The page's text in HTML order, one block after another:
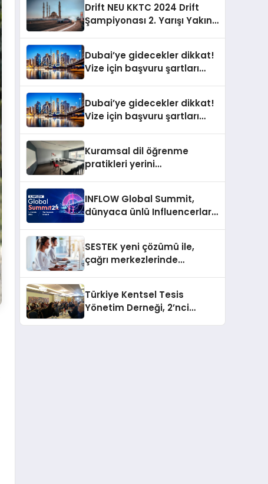
Drift NEU KKTC 2024 Drift
Şampiyonası 2. Yarışı Yakın
Dubai’ye gidecekler dikkat!
Vize için başvuru şartları
Dubai’ye gidecekler dikkat!
Vize için başvuru şartları
Kuramsal dil öğrenme
pratikleri yerini
INFLOW Global Summit,
dünyaca ünlü Influencerları
SESTEK yeni çözümü ile,
çağrı merkezlerinde
Türkiye Kentsel Tesis
Yönetim Derneği, 2’nci